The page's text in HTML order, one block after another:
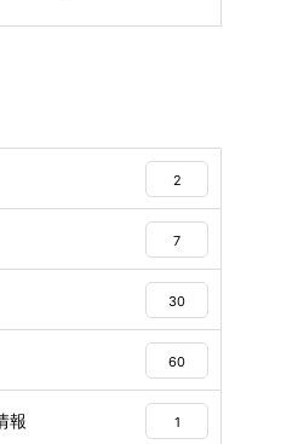
2
7
30
60
報 1